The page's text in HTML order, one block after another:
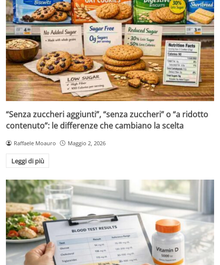
“Senza zuccheri aggiunti”, “senza zuccheri” o “a ridotto
contenuto”: le differenze che cambiano la scelta
Raffaele Moauro Maggio 2, 2026
Leggi di più